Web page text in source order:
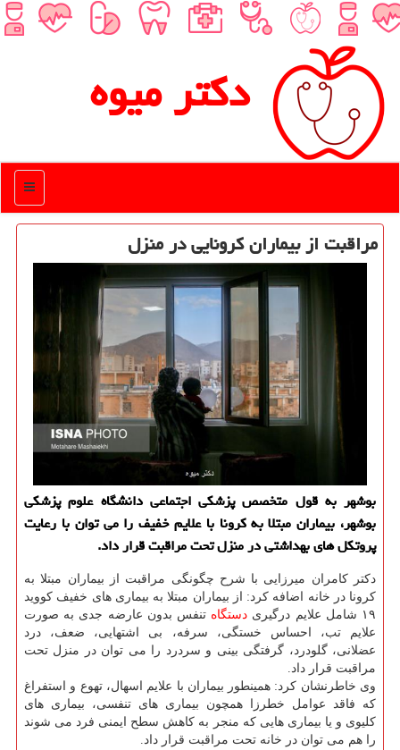
دكتر میوه
منو
مراقبت از بیماران كرونایی در منزل
بوشهر به قول متخصص پزشكی اجتماعی دانشگاه علوم پزشكی
بوشهر، بیماران مبتلا به كرونا با علایم خفیف را می توان با رعایت
پروتكل های بهداشتی در منزل تحت مراقبت قرار داد.
دکتر کامران میرزایی با شرح چگونگی مراقبت از بیماران مبتلا به
کرونا در خانه اضافه کرد: از بیماران مبتلا به بیماری های خفیف کووید
۱۹ شامل علایم درگیری
دستگاه تنفس بدون عارضه جدی به صورت
علایم تب، احساس خستگی، سرفه، بی اشتهایی، ضعف، درد
عضلانی، گلودرد، گرفتگی بینی و سردرد را می توان در منزل تحت
مراقبت قرار داد.
وی خاطرنشان کرد: همینطور بیماران با علایم اسهال، تهوع و استفراغ
که فاقد عوامل خطرزا همچون بیماری های تنفسی، بیماری های
کلیوی و یا بیماری هایی که منجر به کاهش سطح ایمنی فرد می شوند
را هم می توان در خانه تحت مراقبت قرار داد.